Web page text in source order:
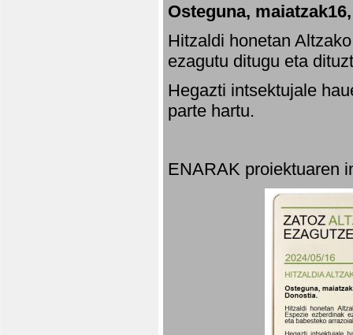
Osteguna,
Hitzaldi honetan
ezagutu ditugu eta
Hegazti intsektujale
parte hartu.
ENARAK proiektuaren